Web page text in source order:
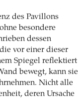
des Pavillons
besondere
dessen
vor einer dieser
Spiegel reflektiert
bewegt, kann sie
Nicht alle
deren Ursache